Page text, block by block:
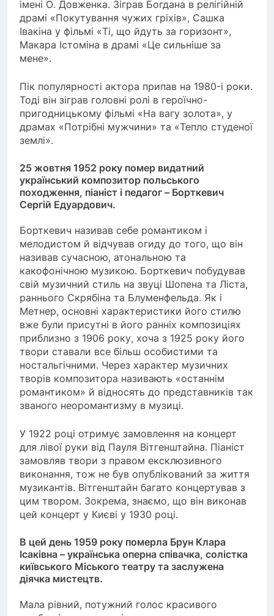
імені О. Довженка. Зіграв Богдана в релігійній
драмі «Покутування чужих гріхів», Сашка
Івакіна у фільмі «Ті, що йдуть за горизонт»,
Макара Істоміна в драмі «Це сильніше за
мене».
Пік популярності актора припав на 1980-і роки.
Тоді він зіграв головні ролі в героїчно-
пригодницькому фільмі «На вагу золота», у
драмах «Потрібні мужчини» та «Тепло студеної
землі».
25 жовтня 1952 року помер видатний
український композитор польського
походження, піаніст і педагог – Борткевич
Сергій Едуардович.
Борткевич називав себе романтиком і
мелодистом й відчував огиду до того, що він
називав сучасною, атональною та
какофонічною музикою. Борткевич побудував
свій музичний стиль на звуці Шопена та Ліста,
раннього Скрябіна та Блуменфельда. Як і
Метнер, основні характеристики його стилю
вже були присутні в його ранніх композиціях
приблизно з 1906 року, хоча з 1925 року його
твори ставали все більш особистими та
ностальгічними. Через характер музичних
творів композитора називають «останнім
романтиком» й відносять до представників так
званого неоромантизму в музиці.
У 1922 році отримує замовлення на концерт
для лівої руки від Пауля Вітгенштайна. Піаніст
замовляв твори з правом ексклюзивного
виконання, тож не був опублікований за життя
музикантів. Вітгенштайн багато концертував з
цим твором. Зокрема, знаємо, що він виконав
цей концерт у Києві у 1930 році.
В цей день 1959 року померла Брун Клара
Ісаківна – українська оперна співачка, солістка
київського Міського театру та заслужена
діячка мистецтв.
Мала рівний, потужний голос красивого